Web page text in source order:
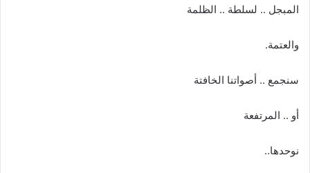
المبجل .. لسلطة .. الظلمة
والعتمة.
سنجمع .. أصواتنا الخافتة
أو .. المرتفعة
نوحدها..